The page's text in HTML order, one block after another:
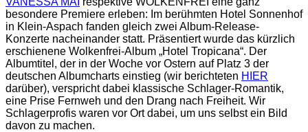
besondere Premiere erleben: Im berühmten Hotel Sonnenhof
in Klein-Aspach fanden gleich zwei Album-Release-
Konzerte nacheinander statt. Präsentiert wurde das kürzlich
erschienene Wolkenfrei-Album „Hotel Tropicana“. Der
Albumtitel, der in der Woche vor Ostern auf Platz 3 der
deutschen Albumcharts einstieg (wir berichteten HIER
darüber), verspricht dabei klassische Schlager-Romantik,
eine Prise Fernweh und den Drang nach Freiheit. Wir
Schlagerprofis waren vor Ort dabei, um uns selbst ein Bild
davon zu machen.